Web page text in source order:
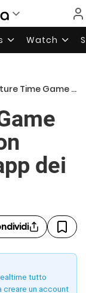
Watch
da Cartoon Network arriva l’app dei giochi “fai da te”
dei
tutto
creare un account